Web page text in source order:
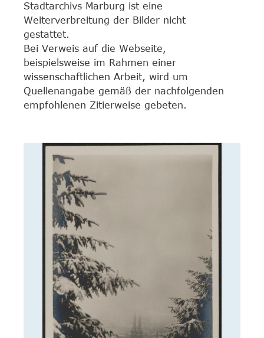
Stadtarchivs Marburg ist eine
Weiterverbreitung der Bilder nicht
gestattet.
Bei Verweis auf die Webseite,
beispielsweise im Rahmen einer
wissenschaftlichen Arbeit, wird um
Quellenangabe gemäß der nachfolgenden
empfohlenen Zitierweise gebeten.